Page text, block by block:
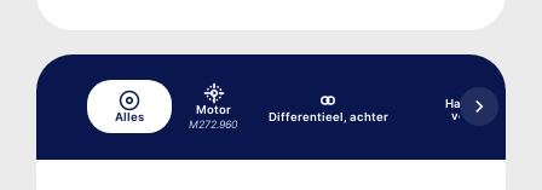
Alles
Motor
M272.960
Differentieel, achter
versnellingsbak
716.6xx 6/1